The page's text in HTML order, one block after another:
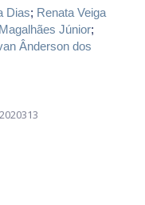
Dias; Renata Veiga
Júnior;
Ânderson dos